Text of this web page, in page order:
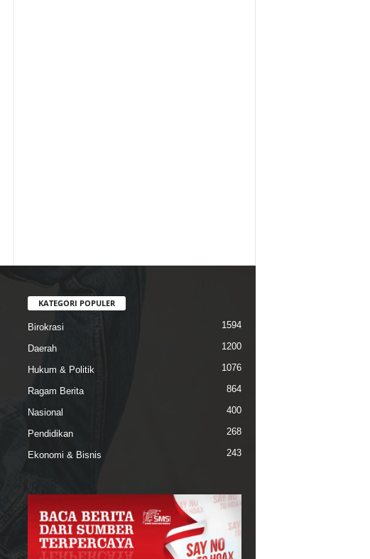
KATEGORI POPULER
Birokrasi 1594
Daerah 1200
Hukum & Politik 1076
Ragam Berita 864
Nasional 400
Pendidikan 268
Ekonomi & Bisnis 243